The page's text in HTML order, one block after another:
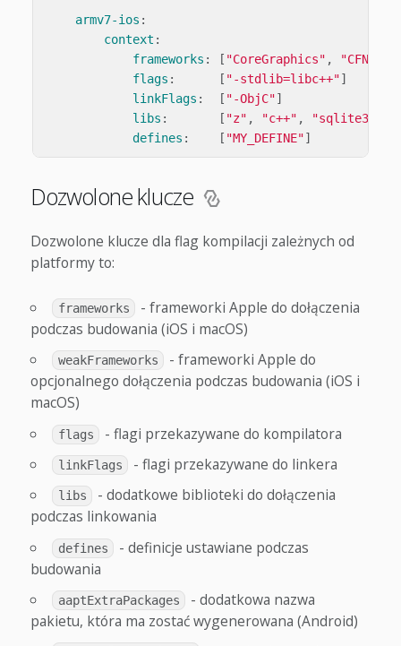
armv7-ios :
context :
frameworks : [ "CoreGraphics" , "
flags : [ "-stdlib=libc++"]
linkFlags : [ "-ObjC"]
libs : [ "z" , "c++" , "sqlite3"
defines : [ "MY_DEFINE"]
Dozwolone klucze
Dozwolone klucze dla flag kompilacji zależnych od
platformy to:
frameworks
- frameworki Apple do dołączenia
podczas budowania (iOS i macOS)
weakFrameworks
- frameworki Apple do
opcjonalnego dołączenia podczas budowania (iOS i
macOS)
flags - flagi przekazywane do kompilatora
linkFlags - flagi przekazywane do linkera
libs
- dodatkowe biblioteki do dołączenia
podczas linkowania
defines
- definicje ustawiane podczas
budowania
aaptExtraPackages
- dodatkowa nazwa
pakietu, która ma zostać wygenerowana (Android)